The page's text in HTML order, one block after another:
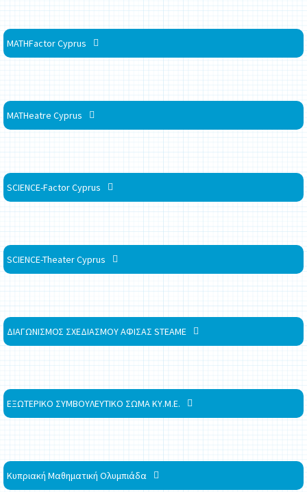
MATHFactor Cyprus
MATHeatre Cyprus
SCIENCE-Factor Cyprus
SCIENCE-Theater Cyprus
ΔΙΑΓΩΝΙΣΜΟΣ ΣΧΕΔΙΑΣΜΟΥ ΑΦΙΣΑΣ STEAME
ΕΞΩΤΕΡΙΚΟ ΣΥΜΒΟΥΛΕΥΤΙΚΟ ΣΩΜΑ ΚΥ.Μ.Ε.
Κυπριακή Μαθηματική Ολυμπιάδα